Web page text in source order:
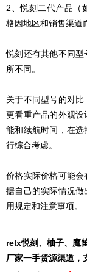
2、悦刻二代产品（
格因地区和销售渠道
悦刻还有其他不同
所不同。
关于不同型号的对
更看重产品的外观
能和续航时间，在
行综合考虑。
价格实际价格可能
据自己的实际情况
用规定和注意事项。
relx悦刻、柚子、魔
厂家一手货源渠道，